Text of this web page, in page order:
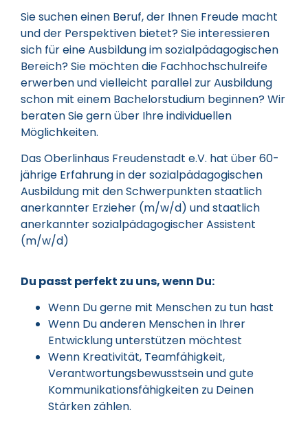
Sie suchen einen Beruf, der Ihnen Freude macht
und der Perspektiven bietet? Sie interessieren
sich für eine Ausbildung im sozialpädagogischen
Bereich? Sie möchten die Fachhochschulreife
erwerben und vielleicht parallel zur Ausbildung
schon mit einem Bachelorstudium beginnen? Wir
beraten Sie gern über Ihre individuellen
Möglichkeiten.
Das Oberlinhaus Freudenstadt e.V. hat über 60-
jährige Erfahrung in der sozialpädagogischen
Ausbildung mit den Schwerpunkten staatlich
anerkannter Erzieher (m/w/d) und staatlich
anerkannter sozialpädagogischer Assistent
(m/w/d)
Du passt perfekt zu uns, wenn Du:
Wenn Du gerne mit Menschen zu tun hast
Wenn Du anderen Menschen in Ihrer
Entwicklung unterstützen möchtest
Wenn Kreativität, Teamfähigkeit,
Verantwortungsbewusstsein und gute
Kommunikationsfähigkeiten zu Deinen
Stärken zählen.